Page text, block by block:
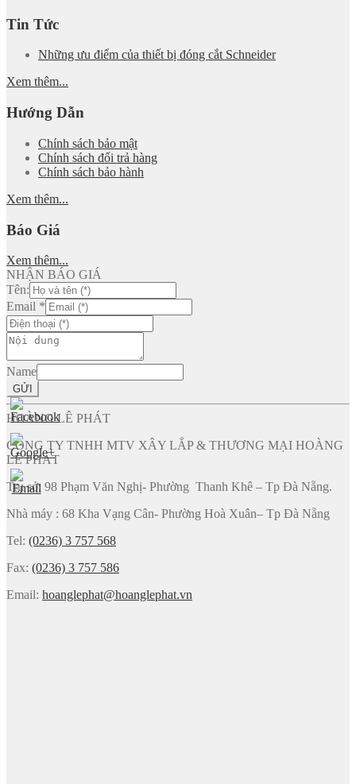
Tin Tức
Những ưu điểm của thiết bị đóng cắt Schneider
Xem thêm...
Hướng Dẫn
Chính sách bảo mật
Chính sách đổi trả hàng
Chính sách bảo hành
Xem thêm...
Báo Giá
Xem thêm...
NHẬN BÁO GIÁ
Tên:
Email *
Name
GỬI
HOÀNG LÊ PHÁT
CÔNG TY TNHH MTV XÂY LẮP & THƯƠNG MẠI HOÀNG
LÊ PHÁT
Trụ sở: 98 Phạm Văn Nghị- Phường Thanh Khê – Tp Đà Nẵng.
Nhà máy : 68 Kha Vạng Cân- Phường Hoà Xuân– Tp Đà Nẵng
Tel: (0236) 3 757 568
Fax: (0236) 3 757 586
Email: hoanglephat@hoanglephat.vn